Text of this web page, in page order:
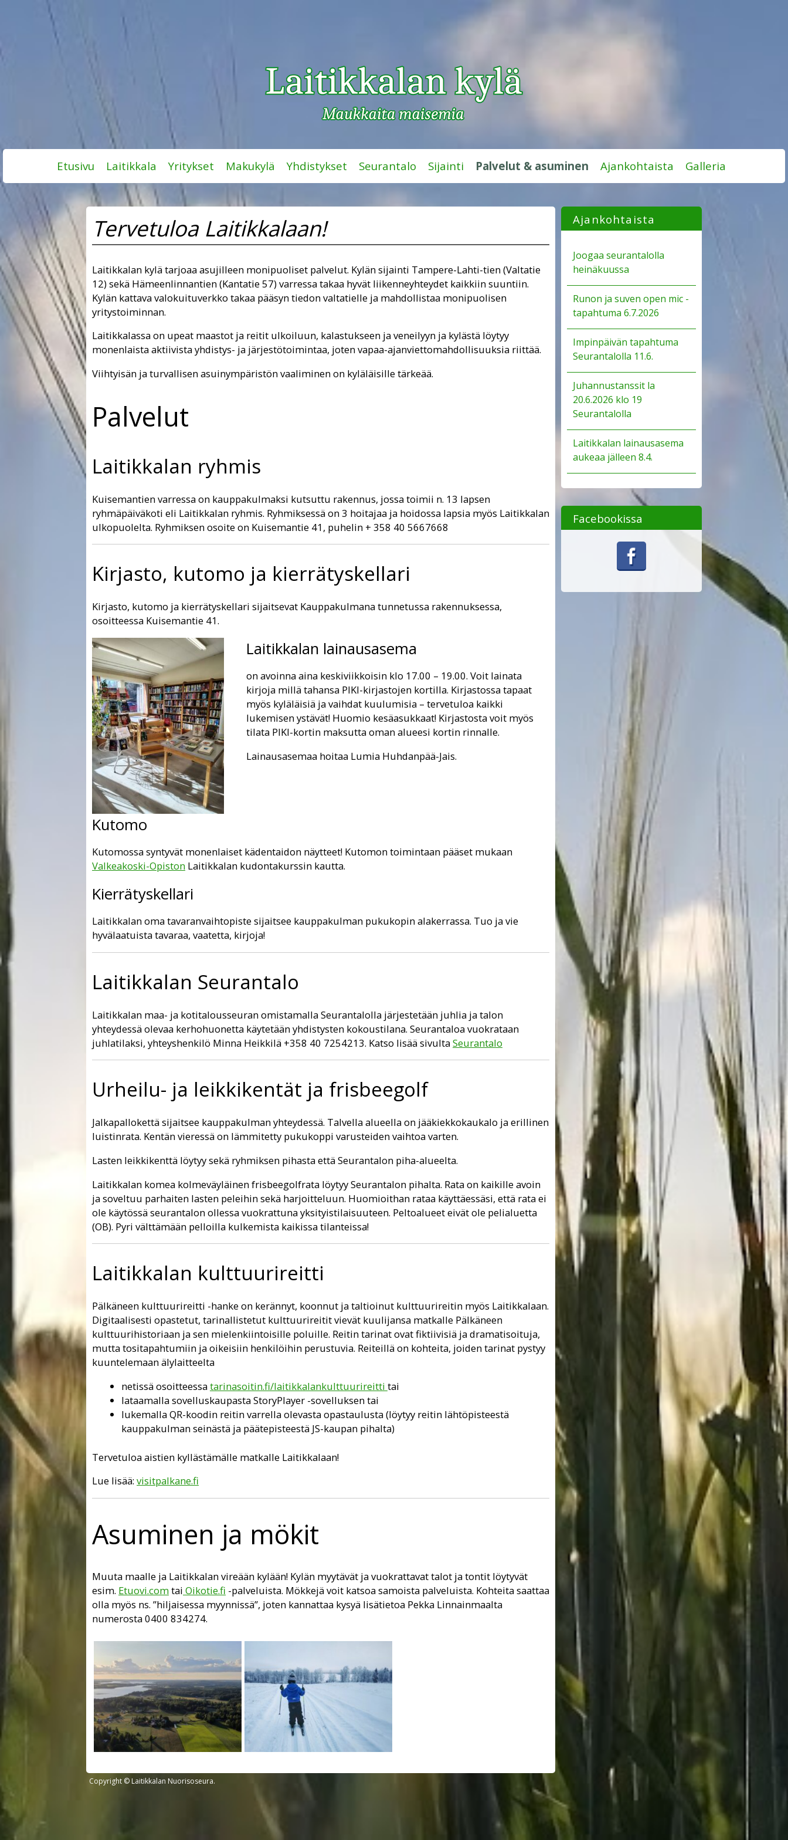
to
content
Etusivu Laitikkala Yritykset Makukylä Yhdistykset Seurantalo Sijainti Palvelut & asuminen Ajankohtaista Galleria
Tervetuloa Laitikkalaan!
Laitikkalan kylä tarjoaa asujilleen monipuoliset palvelut. Kylän sijainti Tampere-Lahti-tien (Valtatie
12) sekä Hämeenlinnantien (Kantatie 57) varressa takaa hyvät liikenneyhteydet kaikkiin suuntiin.
Kylän kattava valokuituverkko takaa pääsyn tiedon valtatielle ja mahdollistaa monipuolisen
yritystoiminnan.
Laitikkalassa on upeat maastot ja reitit ulkoiluun, kalastukseen ja veneilyyn ja kylästä löytyy
monenlaista aktiivista yhdistys- ja järjestötoimintaa, joten vapaa-ajanviettomahdollisuuksia riittää.
Viihtyisän ja turvallisen asuinympäristön vaaliminen on kyläläisille tärkeää.
Palvelut
Laitikkalan ryhmis
Kuisemantien varressa on kauppakulmaksi kutsuttu rakennus, jossa toimii n. 13 lapsen
ryhmäpäiväkoti eli Laitikkalan ryhmis. Ryhmiksessä on 3 hoitajaa ja hoidossa lapsia myös Laitikkalan
ulkopuolelta. Ryhmiksen osoite on Kuisemantie 41, puhelin + 358 40 5667668
Kirjasto, kutomo ja kierrätyskellari
Kirjasto, kutomo ja kierrätyskellari sijaitsevat Kauppakulmana tunnetussa rakennuksessa,
osoitteessa Kuisemantie 41.
Laitikkalan lainausasema
on avoinna aina keskiviikkoisin klo 17.00 – 19.00. Voit lainata
kirjoja millä tahansa PIKI-kirjastojen kortilla. Kirjastossa tapaat
myös kyläläisiä ja vaihdat kuulumisia – tervetuloa kaikki
lukemisen ystävät! Huomio kesäasukkaat! Kirjastosta voit myös
tilata PIKI-kortin maksutta oman alueesi kortin rinnalle.
Lainausasemaa hoitaa Lumia Huhdanpää-Jais.
Kutomo
Kutomossa syntyvät monenlaiset kädentaidon näytteet! Kutomon toimintaan pääset mukaan
Valkeakoski-Opiston Laitikkalan kudontakurssin kautta.
Kierrätyskellari
Laitikkalan oma tavaranvaihtopiste sijaitsee kauppakulman pukukopin alakerrassa. Tuo ja vie
hyvälaatuista tavaraa, vaatetta, kirjoja!
Laitikkalan Seurantalo
Laitikkalan maa- ja kotitalousseuran omistamalla Seurantalolla järjestetään juhlia ja talon
yhteydessä olevaa kerhohuonetta käytetään yhdistysten kokoustilana. Seurantaloa vuokrataan
juhlatilaksi, yhteyshenkilö Minna Heikkilä +358 40 7254213. Katso lisää sivultaSeurantalo
Urheilu- ja leikkikentät ja frisbeegolf
Jalkapallokettä sijaitsee kauppakulman yhteydessä. Talvella alueella on jääkiekkokaukalo ja erillinen
luistinrata. Kentän vieressä on lämmitetty pukukoppi varusteiden vaihtoa varten.
Lasten leikkikenttä löytyy sekä ryhmiksen pihasta että Seurantalon piha-alueelta.
Laitikkalan komea kolmeväyläinen frisbeegolfrata löytyy Seurantalon pihalta. Rata on kaikille avoin
ja soveltuu parhaiten lasten peleihin sekä harjoitteluun. Huomioithan rataa käyttäessäsi, että rata ei
ole käytössä seurantalon ollessa vuokrattuna yksityistilaisuuteen. Peltoalueet eivät ole pelialuetta
(OB). Pyri välttämään pelloilla kulkemista kaikissa tilanteissa!
Laitikkalan kulttuurireitti
Pälkäneen kulttuurireitti -hanke on kerännyt, koonnut ja taltioinut kulttuurireitin myös Laitikkalaan.
Digitaalisesti opastetut, tarinallistetut kulttuurireitit vievät kuulijansa matkalle Pälkäneen
kulttuurihistoriaan ja sen mielenkiintoisille poluille. Reitin tarinat ovat fiktiivisiä ja dramatisoituja,
mutta tositapahtumiin ja oikeisiin henkilöihin perustuvia. Reiteillä on kohteita, joiden tarinat pystyy
kuuntelemaan älylaitteelta
netissä osoitteessatarinasoitin.fi/laitikkalankulttuurireitti tai
lataamalla sovelluskaupasta StoryPlayer -sovelluksen tai
lukemalla QR-koodin reitin varrella olevasta opastaulusta (löytyy reitin lähtöpisteestä
kauppakulman seinästä ja päätepisteestä JS-kaupan pihalta)
Tervetuloa aistien kyllästämälle matkalle Laitikkalaan!
Lue lisää: visitpalkane.fi
Asuminen ja mökit
Muuta maalle ja Laitikkalan vireään kylään! Kylän myytävät ja vuokrattavat talot ja tontit löytyvät
esim. Etuovi.com tai Oikotie.fi -palveluista. Mökkejä voit katsoa samoista palveluista. Kohteita saattaa
olla myös ns. ”hiljaisessa myynnissä”, joten kannattaa kysyä lisätietoa Pekka Linnainmaalta
numerosta 0400 834274.
Copyright © Laitikkalan Nuorisoseura.
Ajankohtaista
Joogaa seurantalolla
heinäkuussa
Runon ja suven open mic -
tapahtuma 6.7.2026
Impinpäivän tapahtuma
Seurantalolla 11.6.
Juhannustanssit la
20.6.2026 klo 19
Seurantalolla
Laitikkalan lainausasema
aukeaa jälleen 8.4.
Facebookissa